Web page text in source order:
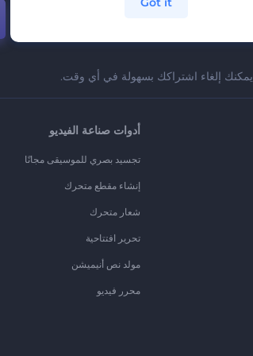
يمكنك إلغاء اشتراكك بسهولة في أي وقت.
أدوات صناعة الفيديو
تجسيد بصري للموسيقى مجانًا
إنشاء مقطع متحرك
شعار متحرك
تحرير افتتاحية
مولد نص أنيميشن
محرر فيديو